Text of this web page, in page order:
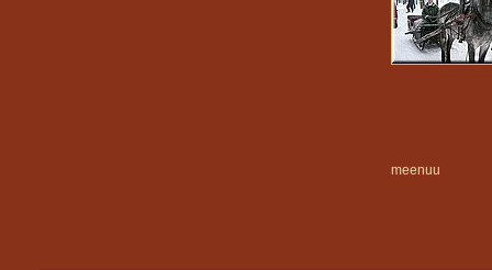
meenuu